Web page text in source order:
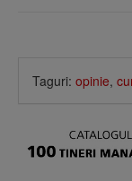
Taguri: opinie,